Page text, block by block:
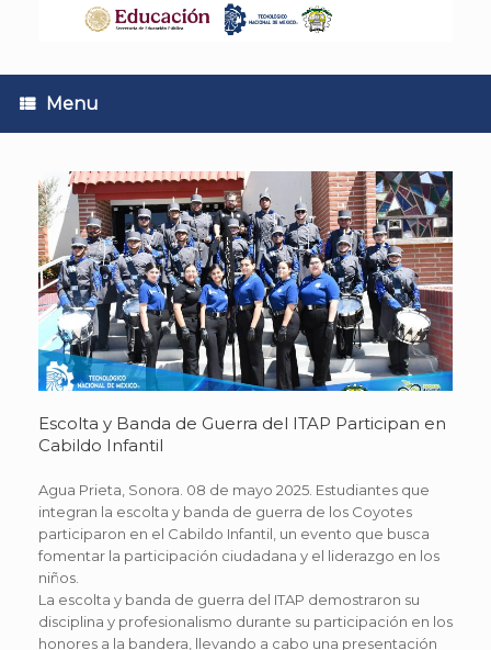
Menu
Escolta y Banda de Guerra del ITAP Participan en
Cabildo Infantil
Agua Prieta, Sonora. 08 de mayo 2025. Estudiantes que
integran la escolta y banda de guerra de los Coyotes
participaron en el Cabildo Infantil, un evento que busca
fomentar la participación ciudadana y el liderazgo en los
niños.
La escolta y banda de guerra del ITAP demostraron su
disciplina y profesionalismo durante su participación en los
honores a la bandera, llevando a cabo una presentación